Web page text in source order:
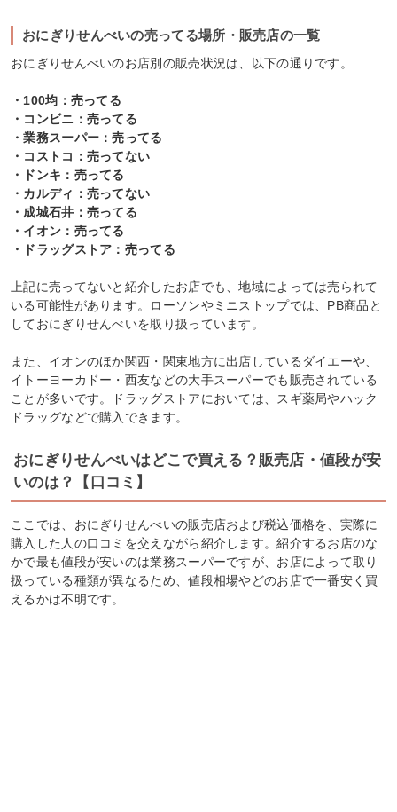
おにぎりせんべいの売ってる場所・販売店の一覧
おにぎりせんべいのお店別の販売状況は、以下の通りです。
・100均：売ってる
・コンビニ：売ってる
・業務スーパー：売ってる
・コストコ：売ってない
・ドンキ：売ってる
・カルディ：売ってない
・成城石井：売ってる
・イオン：売ってる
・ドラッグストア：売ってる
上記に売ってないと紹介したお店でも、地域によっては売られて
いる可能性があります。ローソンやミニストップでは、PB商品と
しておにぎりせんべいを取り扱っています。
また、イオンのほか関西・関東地方に出店しているダイエーや、
イトーヨーカドー・西友などの大手スーパーでも販売されている
ことが多いです。ドラッグストアにおいては、スギ薬局やハック
ドラッグなどで購入できます。
おにぎりせんべいはどこで買える？販売店・値段が安
いのは？【口コミ】
ここでは、おにぎりせんべいの販売店および税込価格を、実際に
購入した人の口コミを交えながら紹介します。紹介するお店のな
かで最も値段が安いのは業務スーパーですが、お店によって取り
扱っている種類が異なるため、値段相場やどのお店で一番安く買
えるかは不明です。